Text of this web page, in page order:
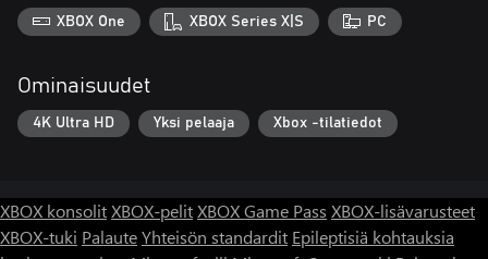
XBOX One XBOX Series X|S PC
Ominaisuudet
4K Ultra HD Yksi pelaaja Xbox -tilatiedot
XBOX konsolitXBOX-pelitXBOX Game Pass XBOX-lisävarusteet
XBOX-tuki PalauteYhteisön standardit Epileptisiä kohtauksia